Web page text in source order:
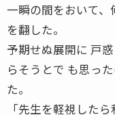
一瞬の間をおいて
を翻した。
予期せぬ展開に 戸
らそうとで も思っ
た。
「先生を軽視した